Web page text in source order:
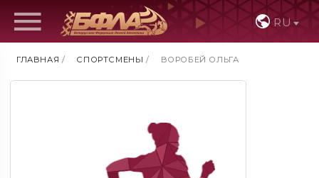
RU
ГЛАВНАЯ / СПОРТСМЕНЫ / ВОРОБЕЙ ОЛЬГА